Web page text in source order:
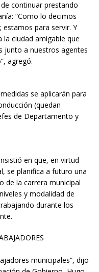
continuar prestando
“Como lo decimos
estamos para servir. Y
ciudad amigable que
junto a nuestros agentes
agregó.
se aplicarán para
(quedan
de Departamento y
en que, en virtud
se planifica a futuro una
de la carrera municipal
y modalidad de
durante los
municipales”, dijo